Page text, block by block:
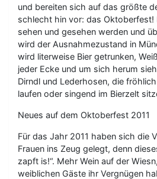
und bereiten sich auf das größte
schlecht hin vor: das Oktoberfest!
sehen und gesehen werden und
wird der Ausnahmezustand in
wird literweise Bier getrunken,
jeder Ecke und um sich herum
Dirndl und Lederhosen, die
laufen oder singend im Bierzelt
Neues auf dem Oktoberfest 2011
Für das Jahr 2011 haben sich die
Frauen ins Zeug gelegt, denn
zapft is!“. Mehr Wein auf der
weiblichen Gäste ihr Vergnügen